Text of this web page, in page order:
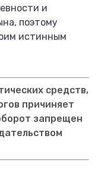
и
поэтому
истинным
средств,
причиняет
запрещен